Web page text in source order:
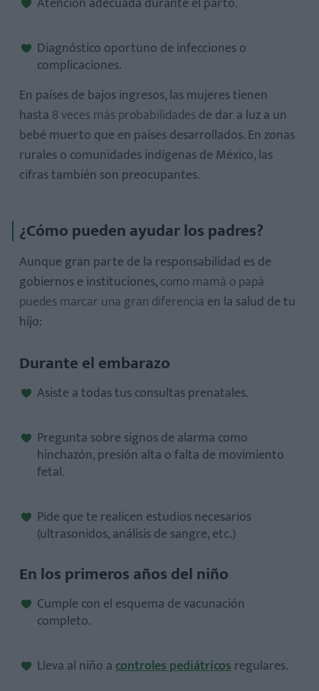
Diagnóstico oportuno de infecciones o
complicaciones.
En países de bajos ingresos, las mujeres tienen
hasta 8 veces más probabilidades de dar a luz a un
bebé muerto que en países desarrollados. En zonas
rurales o comunidades indígenas de México, las
cifras también son preocupantes.
¿Cómo pueden ayudar los padres?
Aunque gran parte de la responsabilidad es de
gobiernos e instituciones,como mamá o papá
puedes marcar una gran diferencia en la salud de tu
hijo:
Durante el embarazo
Asiste atodas tus consultas prenatales.
Pregunta sobre signos de alarma como
hinchazón, presión alta o falta de movimiento
fetal.
Pide que te realicen estudios necesarios
(ultrasonidos, análisis de sangre, etc.)
En los primeros años del niño
Cumple con el esquema de vacunación
completo.
Lleva al niño acontroles pediátricosregulares.